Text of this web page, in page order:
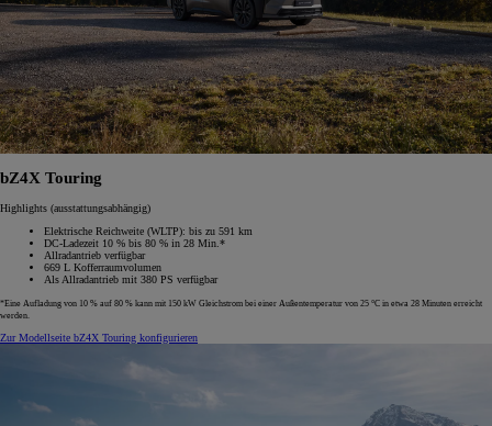
bZ4X Touring
Highlights (ausstattungsabhängig)
Elektrische Reichweite (WLTP): bis zu 591 km
DC-Ladezeit 10 % bis 80 % in 28 Min.*
Allradantrieb verfügbar
669 L Kofferraumvolumen
Als Allradantrieb mit 380 PS verfügbar
*Eine Aufladung von 10 % auf 80 % kann mit 150 kW Gleichstrom bei einer Außentemperatur von 25 °C in etwa 28 Minuten erreicht
werden.
Zur Modellseite bZ4X Touring konfigurieren